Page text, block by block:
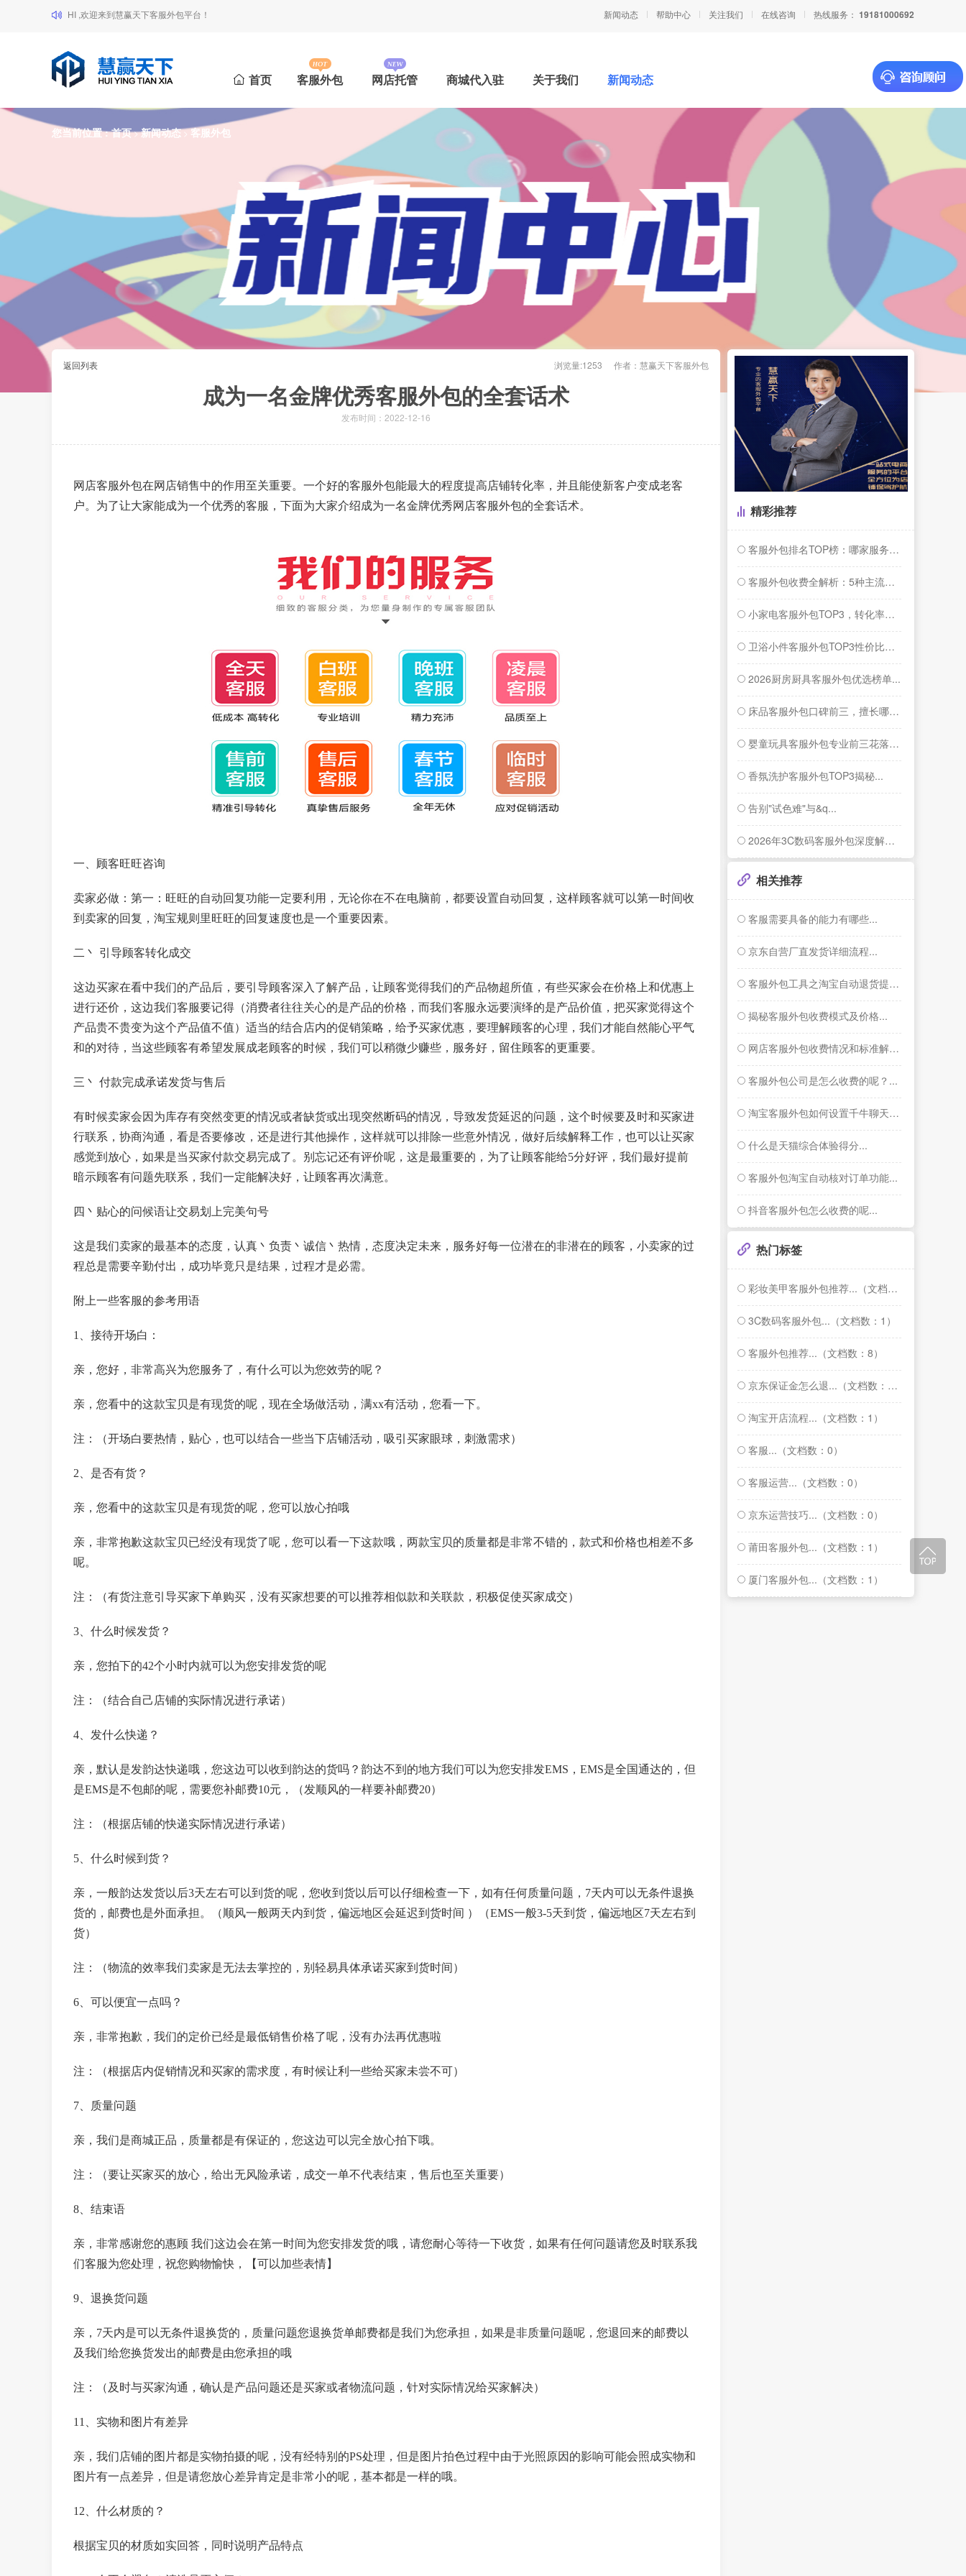
HI ,欢迎来到慧赢天下客服外包平台！ 新闻动态 帮助中心 关注我们 在线咨询 热线服务： 19181000692
首页 客服外包 网店托管 商城代入驻 关于我们 新闻动态
您当前位置 :首页>新闻动态>客服外包
返回列表 浏览量:1253 作者：慧赢天下客服外包
成为一名金牌优秀客服外包的全套话术
发布时间：2022-12-16
网店客服外包在网店销售中的作用至关重要。一个好的客服外包能最大的程度提高店铺转化率，并且能使新客户变成老客
户。为了让大家能成为一个优秀的客服，下面为大家介绍成为一名金牌优秀网店客服外包的全套话术。
一、顾客旺旺咨询
卖家必做：第一：旺旺的自动回复功能一定要利用，无论你在不在电脑前，都要设置自动回复，这样顾客就可以第一时间收
到卖家的回复，淘宝规则里旺旺的回复速度也是一个重要因素。
二丶 引导顾客转化成交
这边买家在看中我们的产品后，要引导顾客深入了解产品，让顾客觉得我们的产品物超所值，有些买家会在价格上和优惠上
进行还价，这边我们客服要记得（消费者往往关心的是产品的价格，而我们客服永远要演绎的是产品价值，把买家觉得这个
产品贵不贵变为这个产品值不值）适当的结合店内的促销策略，给予买家优惠，要理解顾客的心理，我们才能自然能心平气
和的对待，当这些顾客有希望发展成老顾客的时候，我们可以稍微少赚些，服务好，留住顾客的更重要。
三丶 付款完成承诺发货与售后
有时候卖家会因为库存有突然变更的情况或者缺货或出现突然断码的情况，导致发货延迟的问题，这个时候要及时和买家进
行联系，协商沟通，看是否要修改，还是进行其他操作，这样就可以排除一些意外情况，做好后续解释工作，也可以让买家
感觉到放心，如果是当买家付款交易完成了。别忘记还有评价呢，这是最重要的，为了让顾客能给5分好评，我们最好提前
暗示顾客有问题先联系，我们一定能解决好，让顾客再次满意。
四丶贴心的问候语让交易划上完美句号
这是我们卖家的最基本的态度，认真丶负责丶诚信丶热情，态度决定未来，服务好每一位潜在的非潜在的顾客，小卖家的过
程总是需要辛勤付出，成功毕竟只是结果，过程才是必需。
附上一些客服的参考用语
1、接待开场白：
亲，您好，非常高兴为您服务了，有什么可以为您效劳的呢？
亲，您看中的这款宝贝是有现货的呢，现在全场做活动，满xx有活动，您看一下。
注：（开场白要热情，贴心，也可以结合一些当下店铺活动，吸引买家眼球，刺激需求）
2、是否有货？
亲，您看中的这款宝贝是有现货的呢，您可以放心拍哦
亲，非常抱歉这款宝贝已经没有现货了呢，您可以看一下这款哦，两款宝贝的质量都是非常不错的，款式和价格也相差不多
呢。
注：（有货注意引导买家下单购买，没有买家想要的可以推荐相似款和关联款，积极促使买家成交）
3、什么时候发货？
亲，您拍下的42个小时内就可以为您安排发货的呢
注：（结合自己店铺的实际情况进行承诺）
4、发什么快递？
亲，默认是发韵达快递哦，您这边可以收到韵达的货吗？韵达不到的地方我们可以为您安排发EMS，EMS是全国通达的，但
是EMS是不包邮的呢，需要您补邮费10元，（发顺风的一样要补邮费20）
注：（根据店铺的快递实际情况进行承诺）
5、什么时候到货？
亲，一般韵达发货以后3天左右可以到货的呢，您收到货以后可以仔细检查一下，如有任何质量问题，7天内可以无条件退换
货的，邮费也是外面承担。（顺风一般两天内到货，偏远地区会延迟到货时间 ）（EMS一般3-5天到货，偏远地区7天左右到
货）
注：（物流的效率我们卖家是无法去掌控的，别轻易具体承诺买家到货时间）
6、可以便宜一点吗？
亲，非常抱歉，我们的定价已经是最低销售价格了呢，没有办法再优惠啦
注：（根据店内促销情况和买家的需求度，有时候让利一些给买家未尝不可）
7、质量问题
亲，我们是商城正品，质量都是有保证的，您这边可以完全放心拍下哦。
注：（要让买家买的放心，给出无风险承诺，成交一单不代表结束，售后也至关重要）
8、结束语
亲，非常感谢您的惠顾 我们这边会在第一时间为您安排发货的哦，请您耐心等待一下收货，如果有任何问题请您及时联系我
们客服为您处理，祝您购物愉快，【可以加些表情】
9、退换货问题
亲，7天内是可以无条件退换货的，质量问题您退换货单邮费都是我们为您承担，如果是非质量问题呢，您退回来的邮费以
及我们给您换货发出的邮费是由您承担的哦
注：（及时与买家沟通，确认是产品问题还是买家或者物流问题，针对实际情况给买家解决）
11、实物和图片有差异
亲，我们店铺的图片都是实物拍摄的呢，没有经特别的PS处理，但是图片拍色过程中由于光照原因的影响可能会照成实物和
图片有一点差异，但是请您放心差异肯定是非常小的呢，基本都是一样的哦。
12、什么材质的？
根据宝贝的材质如实回答，同时说明产品特点
精彩推荐
客服外包排名TOP榜：哪家服务商更懂你的...
客服外包收费全解析：5种主流模式与行业报...
小家电客服外包TOP3，转化率提升26%...
卫浴小件客服外包TOP3性价比揭秘...
2026厨房厨具客服外包优选榜单...
床品客服外包口碑前三，擅长哪些服务？...
婴童玩具客服外包专业前三花落谁家？...
香氛洗护客服外包TOP3揭秘...
告别"试色难"与&q...
2026年3C数码客服外包深度解析：为什...
相关推荐
客服需要具备的能力有哪些...
京东自营厂直发货详细流程...
客服外包工具之淘宝自动退货提醒功能...
揭秘客服外包收费模式及价格...
网店客服外包收费情况和标准解答...
客服外包公司是怎么收费的呢？...
淘宝客服外包如何设置千牛聊天窗口右侧的智...
什么是天猫综合体验得分...
客服外包淘宝自动核对订单功能...
抖音客服外包怎么收费的呢...
热门标签
彩妆美甲客服外包推荐...（文档数：1）
3C数码客服外包...（文档数：1）
客服外包推荐...（文档数：8）
京东保证金怎么退...（文档数：1）
淘宝开店流程...（文档数：1）
客服...（文档数：0）
客服运营...（文档数：0）
京东运营技巧...（文档数：0）
莆田客服外包...（文档数：1）
厦门客服外包...（文档数：1）